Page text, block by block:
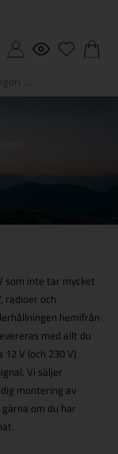
som inte tar mycket
radioer och
hemifrån
med allt du
V (och 230 V)
Vi säljer
montering av
om du har